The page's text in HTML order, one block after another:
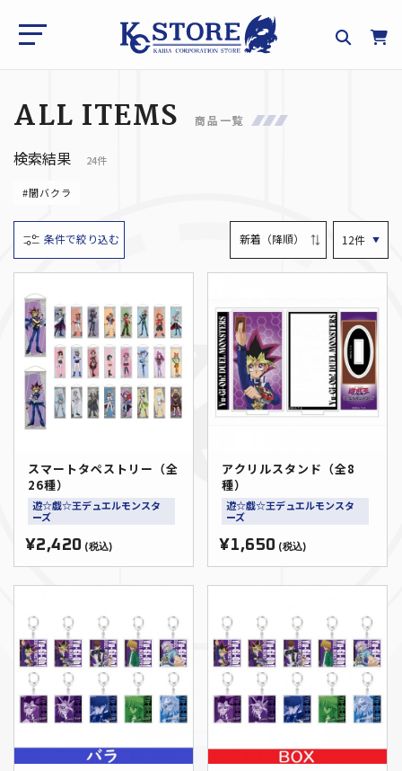
ALL ITEMS 商品一覧
検索結果 24件
#闇バクラ
条件で絞り込む
スマートタペストリー（全
26種）
遊☆戯☆王デュエルモンスタ
ーズ
¥2,420 (税込)
アクリルスタンド（全8
種）
遊☆戯☆王デュエルモンスタ
ーズ
¥1,650 (税込)